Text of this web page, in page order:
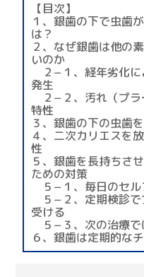
【目次】
１、銀歯の下で虫歯
は？
２、なぜ銀歯は他の
いのか
２−１、経年劣化
発生
２−２、汚れ（プ
特性
３、銀歯の下の虫歯
４、二次カリエスを
性
５、銀歯を長持ちさ
ための対策
５−１、毎日のセ
５−２、定期検診
受ける
５−３、次の治療
６、銀歯は定期的な